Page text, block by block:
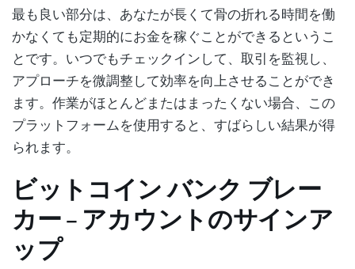
最も良い部分は、あなたが長くて骨の折れる時間を働
かなくても定期的にお金を稼ぐことができるというこ
とです。いつでもチェックインして、取引を監視し、
アプローチを微調整して効率を向上させることができ
ます。作業がほとんどまたはまったくない場合、この
プラットフォームを使用すると、すばらしい結果が得
られます。
ビットコイン バンク ブレー
カー – アカウントのサインア
ップ